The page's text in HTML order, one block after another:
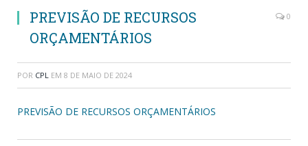
PREVISÃO DE RECURSOS
ORÇAMENTÁRIOS
0
POR CPL EM 8 DE MAIO DE 2024
PREVISÃO DE RECURSOS ORÇAMENTÁRIOS